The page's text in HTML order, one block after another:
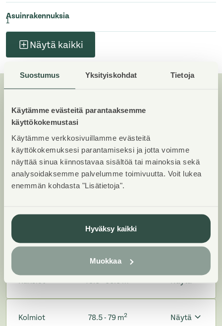
Suostumus Yksityiskohdat Tietoja
Käytämme evästeitä parantaaksemme
käyttökokemustasi
Käytämme verkkosivuillamme evästeitä
käyttökokemuksesi parantamiseksi ja jotta voimme
näyttää sinua kiinnostavaa sisältöä tai mainoksia sekä
analysoidaksemme palvelumme toimivuutta. Voit lukea
enemmän kohdasta "Lisätietoja".
Hyväksy kaikki
Muokkaa
Asuinrakennuksia
1
Näytä kaikki
Huoneistot ja pohjakuvat:
Aallonmerkki 2, Piharakennus,
Kerrostalo
Lisää hakemukselle kaikki haluamasi asuntotyypit.
Mahdollisuutesi asunnon saamiseksi paranevat, kun
voimme tarjota sinulle kaikkia valitsemasi
vapautuvat myöhemmin tästä kohteesta. Olet
automaattisesti näiden asuntotyyppien
hakuprosessissa.
Kaksiot 48.5 - 65.5 m Näytä
Kolmiot 78.5 - 79 m2 Näytä